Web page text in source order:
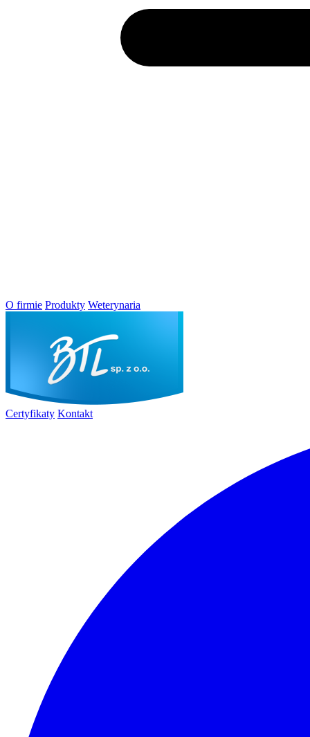
O firmie Produkty Weterynaria
Certyfikaty Kontakt